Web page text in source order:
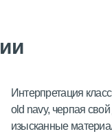
Интерпретация
old navy, черпая
изысканные